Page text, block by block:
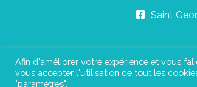
Saint
Afin d'améliorer votre expérience et vous
vous accepter l'utilisation de tout les
"paramètres".